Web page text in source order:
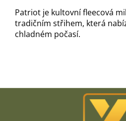
Patriot je kultovní fleecová
tradičním střihem, která
chladném počasí.
Z